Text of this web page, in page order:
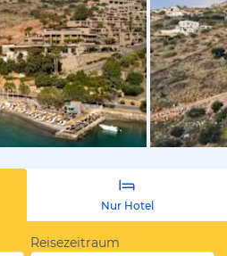
vom
Nur Hotel
Reisezeitraum